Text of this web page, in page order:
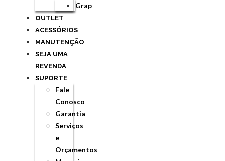
Grap
OUTLET
ACESSÓRIOS
MANUTENÇÃO
SEJA UMA
REVENDA
SUPORTE
Fale
Conosco
Garantia
Serviços
e
Orçamentos